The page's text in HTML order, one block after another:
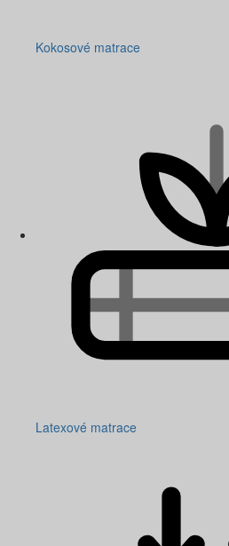
Kokosové matrace
Latexové matrace